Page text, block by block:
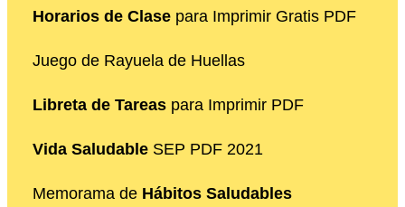
Horarios de Clase para Imprimir Gratis PDF
Juego de Rayuela de Huellas
Libreta de Tareas para Imprimir PDF
Vida Saludable SEP PDF 2021
Memorama de Hábitos Saludables